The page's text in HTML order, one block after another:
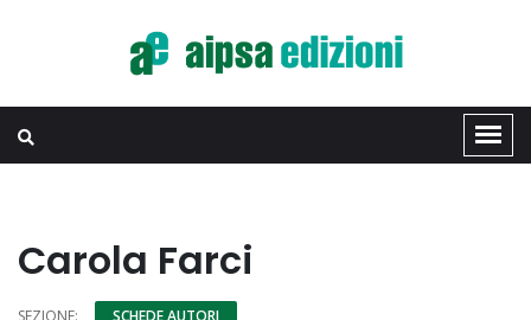
Carola Farci
SEZIONE: SCHEDE AUTORI